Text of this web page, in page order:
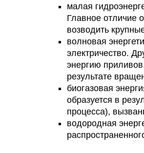
малая
Главное отличие
возводить
волновая
электричество.
энергию
результате
биогазовая
образуется в
процесса),
водородная